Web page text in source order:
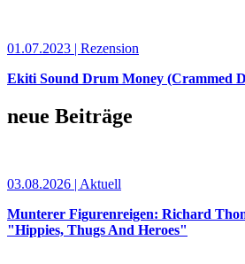
01.07.2023 | Rezension
Ekiti Sound Drum Money (Crammed
neue Beiträge
03.08.2026 | Aktuell
Munterer Figurenreigen: Richard
"Hippies, Thugs And Heroes"